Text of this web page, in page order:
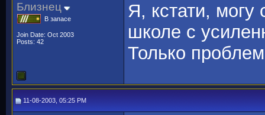
Близнец
В запасе
Join Date: Oct 2003
Posts: 42
Я, кстати, могу
школе с
Только
11-08-2003, 05:25 PM